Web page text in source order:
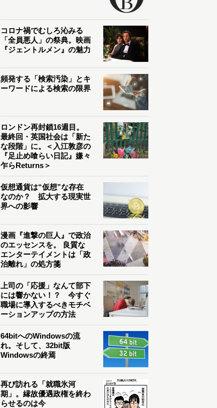
コロナ禍でむしろ沁みる
「全員悪人」の祭典。映画
『ジェントルメン』の魅力
頻発する「検索汚染」とキ
ーワードによる検索の限界
ロンドン再封鎖16週目。
最終回・英国社会は「新た
な段階」に。＜入江敦彦の
『足止め喰らい日記』嫌々
乍らReturns＞
仮想通貨は“仮想”な存在
なのか？ 拡大する現実世
界への影響
漫画『進撃の巨人』で政治
のエッセンスを。 良質な
エンターテイメントは「政
治離れ」の処方箋
上司の「応援」なんて部下
には響かない！？ 今すぐ
職場に導入するべきモチベ
ーションアップの方法
64bitへのWindowsの流
れ。そして、32bit版
Windowsの終焉
再び訪れる「就職氷河
期」。縁故優遇政権を終わ
らせるのは今